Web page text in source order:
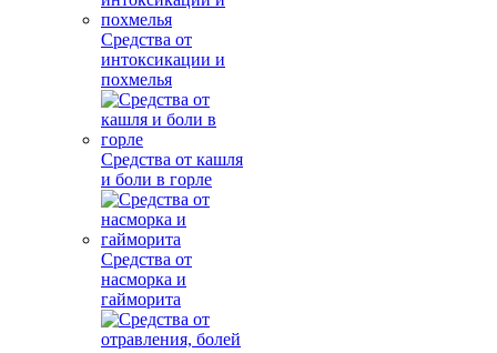
Средства от
интоксикации и
похмелья
Средства от кашля
и боли в горле
Средства от
насморка и
гайморита